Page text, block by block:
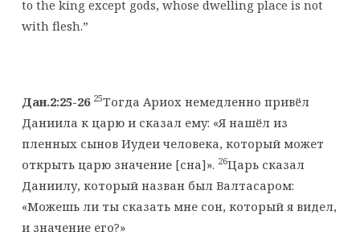
to the king except gods, whose dwelling place is not
with flesh.”
Дан.2:25-26 25Тогда Ариох немедленно привёл
Даниила к царю и сказал ему: «Я нашёл из
пленных сынов Иудеи человека, который может
открыть царю значение [сна]». 26Царь сказал
Даниилу, который назван был Валтасаром:
«Можешь ли ты сказать мне сон, который я видел,
и значение его?»